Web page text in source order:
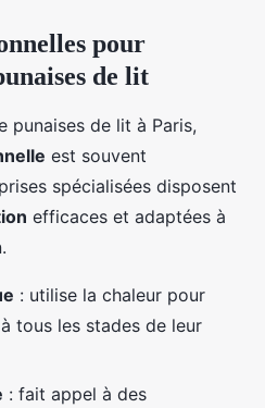
pour
de lit
punaises de lit à Paris,
est souvent
spécialisées disposent
efficaces et adaptées à
: utilise la chaleur pour
tous les stades de leur
: fait appel à des